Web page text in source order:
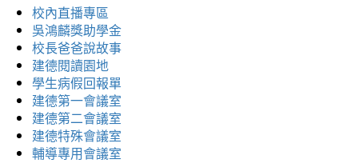
校內直播專區
吳鴻麟獎助學金
校長爸爸說故事
建德閱讀園地
學生病假回報單
建德第一會議室
建德第二會議室
建德特殊會議室
輔導專用會議室